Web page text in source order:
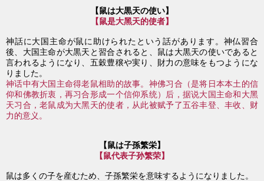
【鼠は大黒天の使い】
【鼠是大黑天的使者】
神話に大国主命が鼠に助けられたという話があります。神仏習合
後、大国主命が大黒天と習合されると、鼠は大黒天の使いであると
言われるようになり、五穀豊穣や実り、財力の意味をもつようにな
りました。
神话中有大国主命得老鼠相助的故事。神佛习合（是将日本本土的信
仰和佛教折衷，再习合形成一个信仰系统）后， 据说大国主命和大黑
天习合，老鼠成为大黑天的使者，从此被赋予了五谷丰登、丰收、财
力的意义。
【鼠は子孫繁栄】
【鼠代表子孙繁荣】
鼠は多くの子を産むため、子孫繁栄を意味するようになりました。